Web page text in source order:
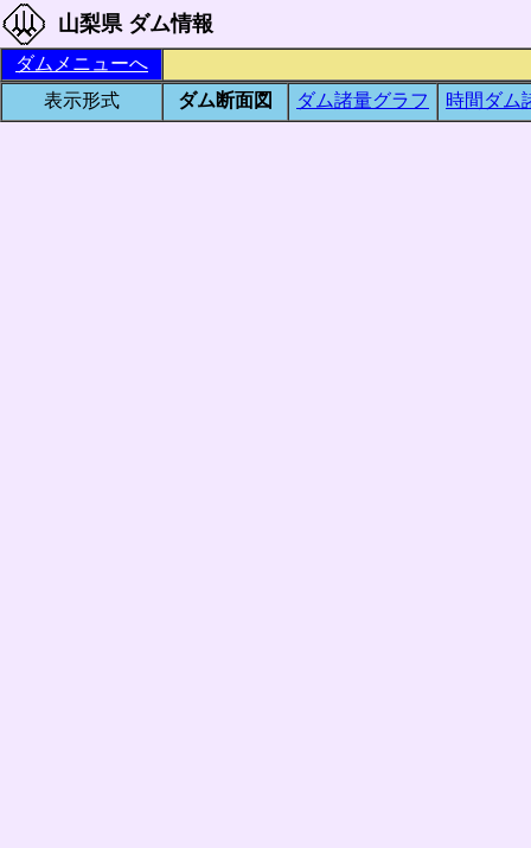
山梨県 ダム情報
ダムメニューへ
表示形式
ダム断面図 ダム諸量グラフ 時間ダム